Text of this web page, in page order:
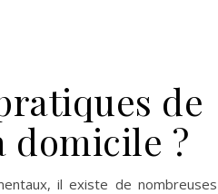
de
domicile ?
il existe de nombreuses